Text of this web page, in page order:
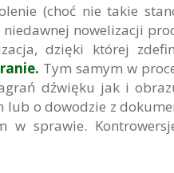
(choć nie takie
nowelizacji
dzięki której
Tym samym w
dźwięku jak i
lub o dowodzie z
w sprawie.